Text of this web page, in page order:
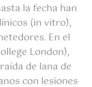
la fecha han
(in vitro),
En el
London),
de lana de
con lesiones